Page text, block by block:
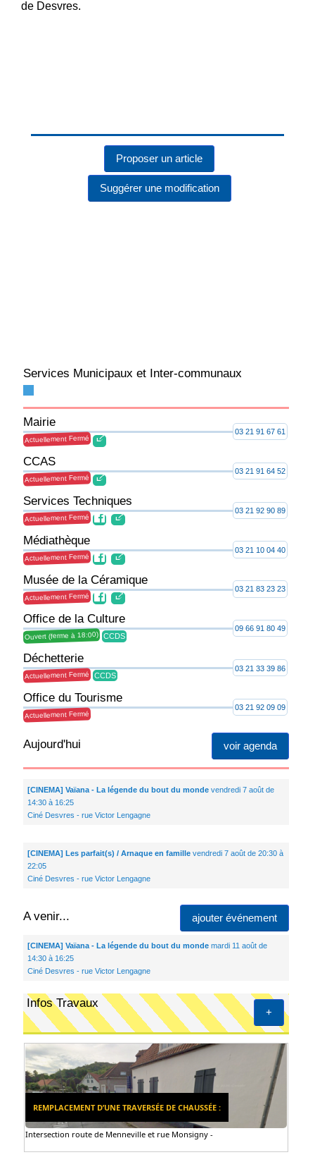
de Desvres.
Proposer un article
Suggérer une modification
Services Municipaux et Inter-communaux
Mairie
Actuellement Fermé
03 21 91 67 61
CCAS
Actuellement Fermé
03 21 91 64 52
Services Techniques
Actuellement Fermé
03 21 92 90 89
Médiathèque
Actuellement Fermé
03 21 10 04 40
Musée de la Céramique
Actuellement Fermé
03 21 83 23 23
Office de la Culture
Ouvert (ferme à 18:00)
09 66 91 80 49
Déchetterie
Actuellement Fermé
CCDS
03 21 33 39 86
Office du Tourisme
Actuellement Fermé
CCDS
03 21 92 09 09
voir agenda
Aujourd'hui
[CINEMA] Vaïana - La légende du bout du mondevendredi 7 août de
14:30 à 16:25
Ciné Desvres - rue Victor Lengagne
[CINEMA] Les parfait(s) / Arnaque en famillevendredi 7 août de 20:30 à
22:05
Ciné Desvres - rue Victor Lengagne
A venir... ajouter événement
[CINEMA] Vaïana - La légende du bout du mondemardi 11 août de
14:30 à 16:25
Ciné Desvres - rue Victor Lengagne
+
Infos Travaux
REMPLACEMENT D’UNE TRAVERSÉE DE CHAUSSÉE :
Intersection route de Menneville et rue Monsigny -